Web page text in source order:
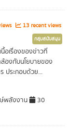
13 recent views
กลุ่มสนับสนุน
อเรื่องของข่าวที่
งกับนโยบายของ
ประกอบด้วย...
พลังงาน
30